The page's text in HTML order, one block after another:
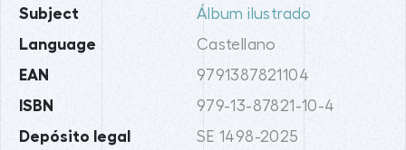
Subject Álbum ilustrado
Language Castellano
EAN 9791387821104
ISBN 979-13-87821-10-4
Depósito legal SE 1498-2025